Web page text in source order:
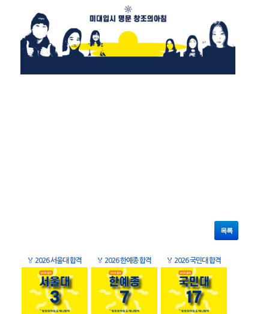
목록
🏅 2026 서울대 합격 🏅 2026 한예종 합격 🏅 2026 국민대 합격